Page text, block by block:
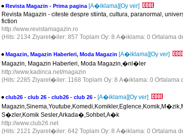
Revista Magazin - Prima pagina [A�iklama][Oy ver]
Revista Magazin - citeste despre stiinta, cultura, paranormal,
fiction
http://www.revistamagazin.ro
(Hits: 2134 Ziyaret�iler: 857 Toplam Oy: 8 A�iklama: 0 Ortalama
Magazin, Magazin Haberleri, Moda Magazin [A�iklama][Oy ver]
Magazin, Magazin Haberleri, Moda Magazin,�nl�ler
http://www.kadinca.net/magazin
(Hits: 2285 Ziyaret�iler: 1168 Toplam Oy: 8 A�iklama: 0 Ortalama
club26 - club 26 - club26 - club 26 - [A�iklama][Oy ver]
S�zler,Komik Sesler,Arkada�,Sohbet,A�k
http://www.club26.net
(Hits: 2121 Ziyaret�iler: 642 Toplam Oy: 8 A�iklama: 0 Ortalama